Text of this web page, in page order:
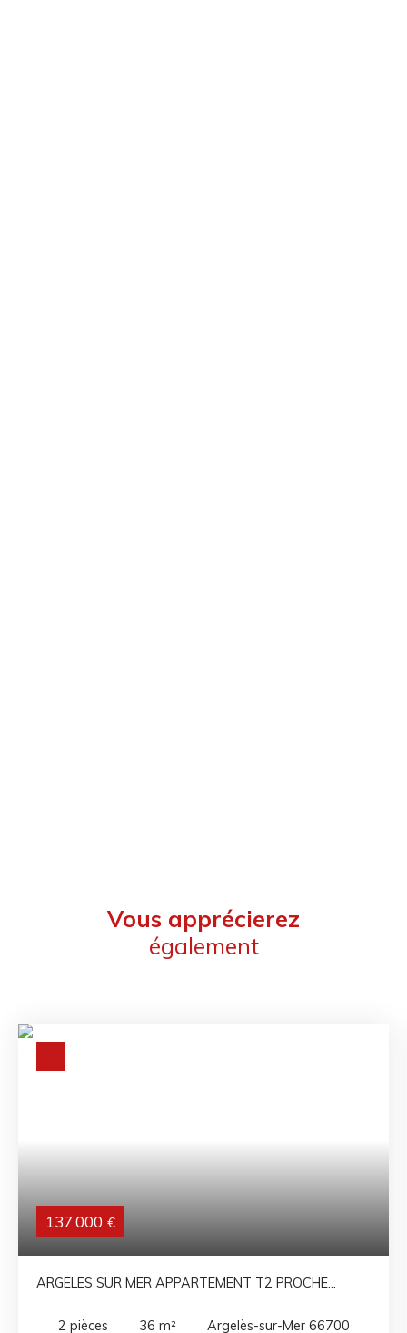
Vous apprécierez
également
137 000 €
ARGELES SUR MER APPARTEMENT T2 PROCHE
2 pièces 36 m² Argelès-sur-Mer 66700